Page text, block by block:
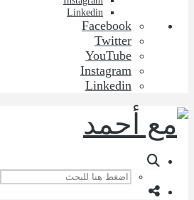
Linkedin
Facebook
Twitter
YouTube
Instagram
Linkedin